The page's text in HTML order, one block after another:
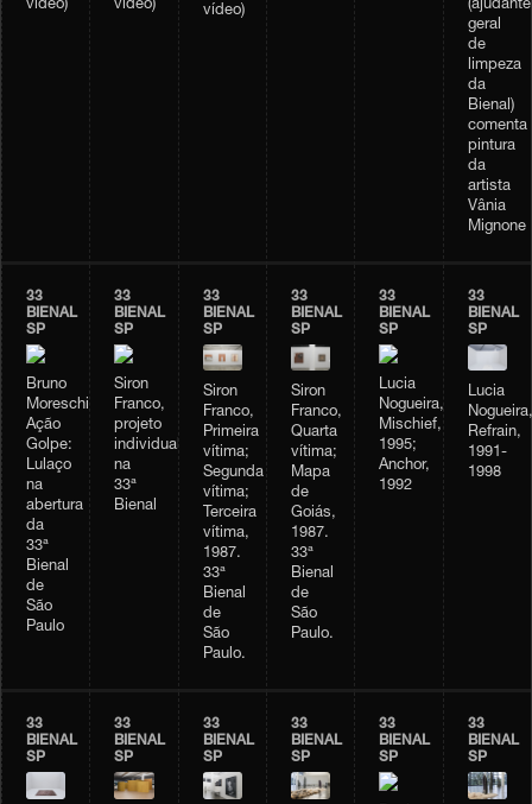
vídeo) vídeo) vídeo)
(ajudante
geral
de
limpeza
da
Bienal)
comenta
pintura
da
artista
Vânia
Mignone
33
BIENAL
SP
Bruno
Moreschi,
Ação
Golpe:
Lulaço
na
abertura
da
33ª
Bienal
de
São
Paulo
33
BIENAL
SP
Siron
Franco,
projeto
individual
na
33ª
Bienal
33
BIENAL
SP
Siron
Franco,
Primeira
vítima;
Segunda
vítima;
Terceira
vítima,
1987.
33ª
Bienal
de
São
Paulo.
33
BIENAL
SP
Siron
Franco,
Quarta
vítima;
Mapa
de
Goiás,
1987.
33ª
Bienal
de
São
Paulo.
33
BIENAL
SP
Lucia
Nogueira,
Mischief,
1995;
Anchor,
1992
33
BIENAL
SP
Lucia
Nogueira,
Refrain,
1991-
1998
33
BIENAL
SP
33
BIENAL
SP
33
BIENAL
SP
33
BIENAL
SP
33
BIENAL
SP
33
BIENAL
SP